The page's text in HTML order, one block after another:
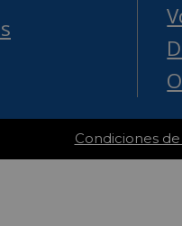
Condiciones de